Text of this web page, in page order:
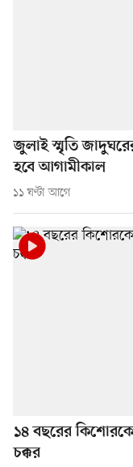
জুলাই স্মৃতি
হবে আগামীকাল
১১ ঘণ্টা আগে
১৪ বছরের
চক্কর